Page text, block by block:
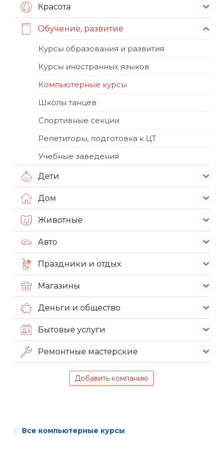
Красота
Обучение, развитие
Курсы образования и развития
Курсы иностранных языков
Компьютерные курсы
Школы танцев
Спортивные секции
Репетиторы, подготовка к ЦТ
Учебные заведения
Дети
Дом
Животные
Авто
Праздники и отдых
Магазины
Деньги и общество
Бытовые услуги
Ремонтные мастерские
Добавить компанию
Все компьютерные курсы